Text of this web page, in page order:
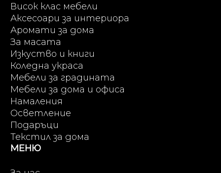
Висок клас мебели
Аксесоари за интериора
Аромати за дома
За масата
Изкуство и книги
Коледна украса
Мебели за градината
Мебели за дома и офиса
Намаления
Осветление
Подаръци
Текстил за дома
МЕНЮ